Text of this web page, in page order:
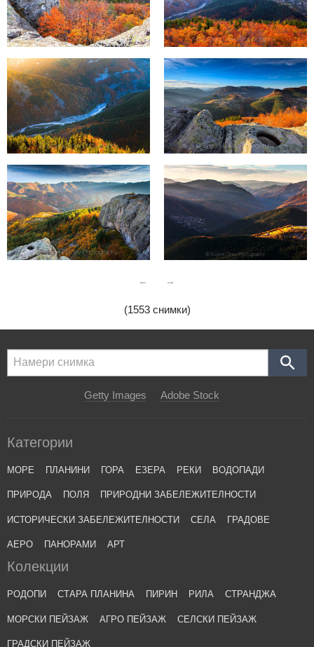
← →
(1553 снимки)
Getty Images Adobe Stock
Категории
МОРЕ ПЛАНИНИ ГОРА ЕЗЕРА РЕКИ ВОДОПАДИ
ПРИРОДА ПОЛЯ ПРИРОДНИ ЗАБЕЛЕЖИТЕЛНОСТИ
ИСТОРИЧЕСКИ ЗАБЕЛЕЖИТЕЛНОСТИ СЕЛА ГРАДОВЕ
АЕРО ПАНОРАМИ АРТ
Колекции
РОДОПИ СТАРА ПЛАНИНА ПИРИН РИЛА СТРАНДЖА
МОРСКИ ПЕЙЗАЖ АГРО ПЕЙЗАЖ СЕЛСКИ ПЕЙЗАЖ
ГРАДСКИ ПЕЙЗАЖ